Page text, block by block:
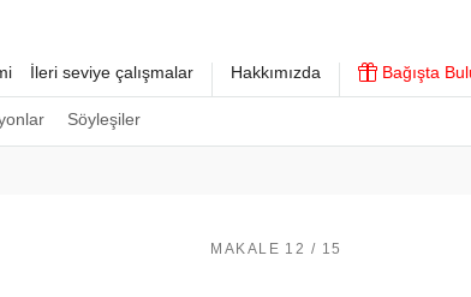
Söyleşiler
İleri seviye çalışmalar Hakkımızda Bağışta
MAKALE 12 / 15